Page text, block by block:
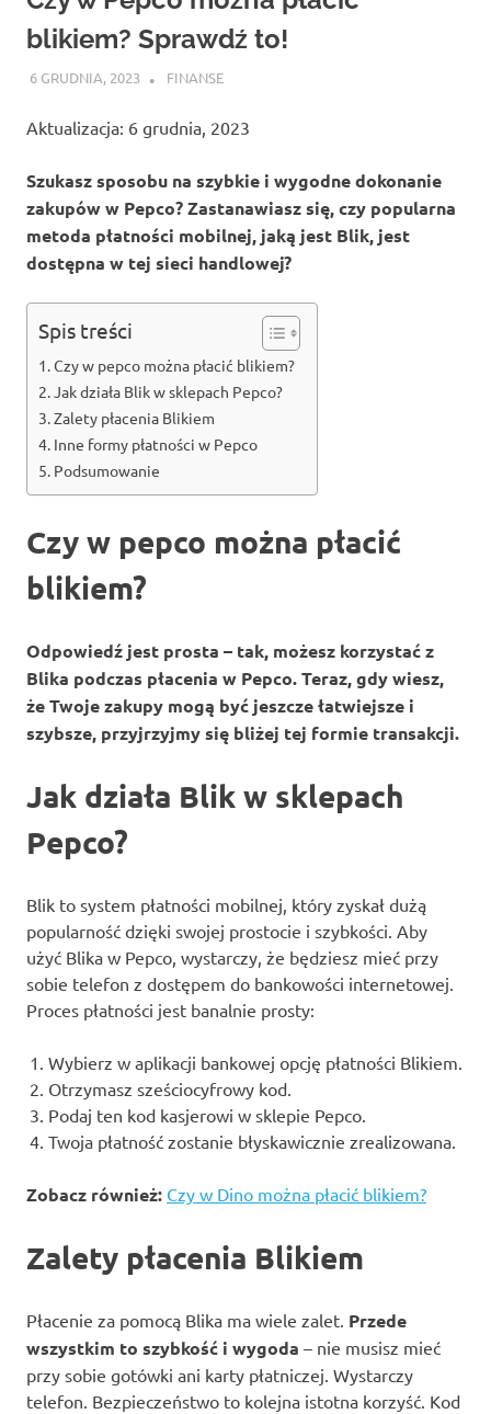
blikiem? Sprawdź to!
6 GRUDNIA, 2023 ATROX
FINANSE
Aktualizacja: 6 grudnia, 2023
Szukasz sposobu na szybkie i wygodne dokonanie
zakupów w Pepco? Zastanawiasz się, czy popularna
metoda płatności mobilnej, jaką jest Blik, jest
dostępna w tej sieci handlowej?
Spis treści
Czy w pepco można płacić blikiem?
Jak działa Blik w sklepach Pepco?
Zalety płacenia Blikiem
Inne formy płatności w Pepco
Podsumowanie
Czy w pepco można płacić
blikiem?
Odpowiedź jest prosta – tak, możesz korzystać z
Blika podczas płacenia w Pepco. Teraz, gdy wiesz,
że Twoje zakupy mogą być jeszcze łatwiejsze i
szybsze, przyjrzyjmy się bliżej tej formie transakcji.
Jak działa Blik w sklepach
Pepco?
Blik to system płatności mobilnej, który zyskał dużą
popularność dzięki swojej prostocie i szybkości. Aby
użyć Blika w Pepco, wystarczy, że będziesz mieć przy
sobie telefon z dostępem do bankowości internetowej.
Proces płatności jest banalnie prosty:
Wybierz w aplikacji bankowej opcję płatności Blikiem.
Otrzymasz sześciocyfrowy kod.
Podaj ten kod kasjerowi w sklepie Pepco.
Twoja płatność zostanie błyskawicznie zrealizowana.
Zobacz również: Czy w Dino można płacić blikiem?
Zalety płacenia Blikiem
Płacenie za pomocą Blika ma wiele zalet. Przede
wszystkim to szybkość i wygoda – nie musisz mieć
przy sobie gotówki ani karty płatniczej. Wystarczy
telefon. Bezpieczeństwo to kolejna istotna korzyść. Kod